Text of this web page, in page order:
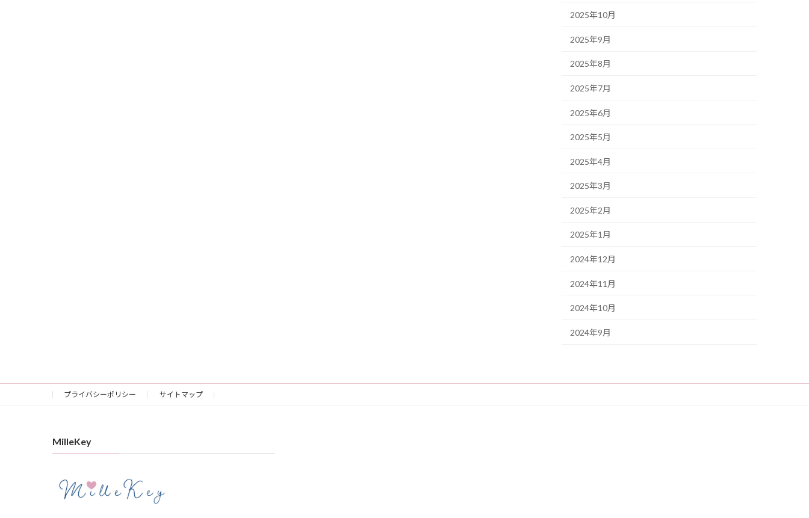
2025年10月
2025年9月
2025年8月
2025年7月
2025年6月
2025年5月
2025年4月
2025年3月
2025年2月
2025年1月
2024年12月
2024年11月
2024年10月
2024年9月
プライバシーポリシー サイトマップ
MilleKey